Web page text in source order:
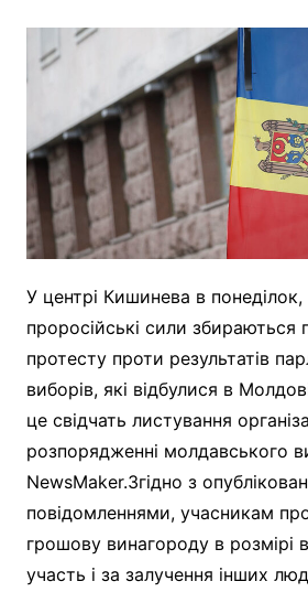
У центрі Кишинева в
проросійські сили збираються
протесту проти результатів
виборів, які відбулися в
це свідчать листування
розпорядженні молдавського
NewsMaker.Згідно з
повідомленнями, учасникам
грошову винагороду в розмірі
участь і за залучення інших